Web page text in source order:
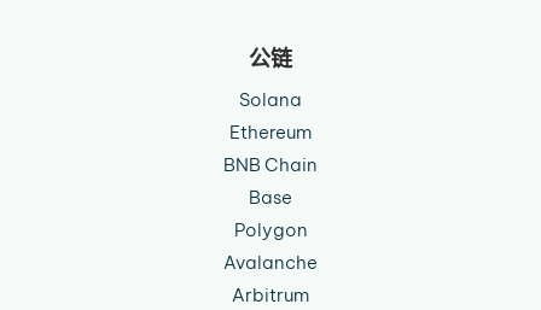
公链
Solana
Ethereum
BNB Chain
Base
Polygon
Avalanche
Arbitrum